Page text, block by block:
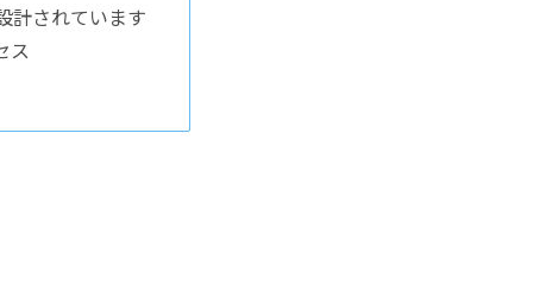
計されています
ス